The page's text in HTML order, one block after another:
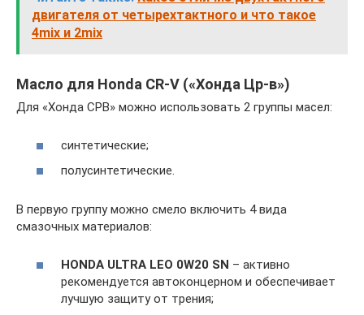
двигателя от четырехтактного и что такое
4mix и 2mix
Масло для Honda CR-V («Хонда Цр-в»)
Для «Хонда СРВ» можно использовать 2 группы масел:
синтетические;
полусинтетические.
В первую группу можно смело включить 4 вида
смазочных материалов:
HONDA ULTRA LEO 0W20 SN – активно
рекомендуется автоконцерном и обеспечивает
лучшую защиту от трения;